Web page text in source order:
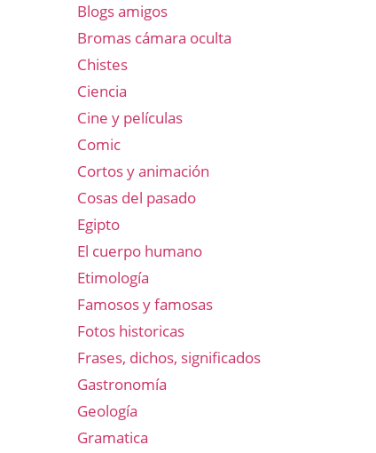
Blogs amigos
Bromas cámara oculta
Chistes
Ciencia
Cine y películas
Comic
Cortos y animación
Cosas del pasado
Egipto
El cuerpo humano
Etimología
Famosos y famosas
Fotos historicas
Frases, dichos, significados
Gastronomía
Geología
Gramatica